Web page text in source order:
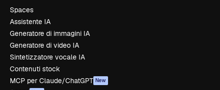
Spaces
Assistente IA
Generatore di immagini IA
Generatore di video IA
Sintetizzatore vocale IA
Contenuti stock
MCP per Claude/ChatGPT New